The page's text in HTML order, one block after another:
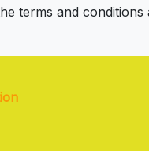
terms and